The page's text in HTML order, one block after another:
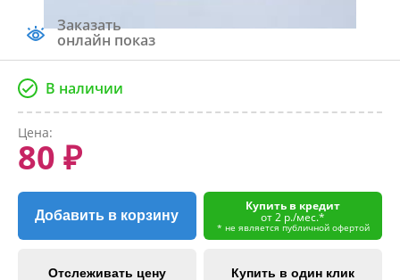
Заказать
онлайн показ
В наличии
Цена:
80 ₽
Добавить в корзину
Купить в кредит
от 2 р./мес.*
* не является публичной офертой
Отслеживать цену Купить в один клик